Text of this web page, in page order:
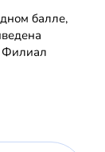
балле,
Филиал